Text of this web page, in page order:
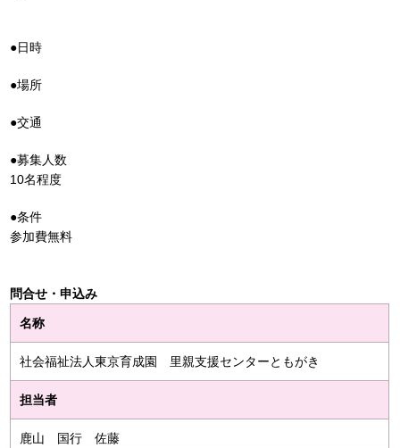
●日時
●場所
●交通
●募集人数
10名程度
●条件
参加費無料
問合せ・申込み
名称
社会福祉法人東京育成園 里親支援センターともがき
担当者
鹿山 国行 佐藤